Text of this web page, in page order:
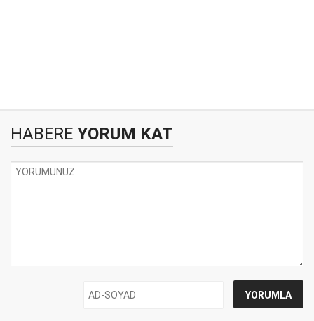
HABERE YORUM KAT